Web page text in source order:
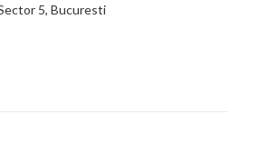
5, Bucuresti